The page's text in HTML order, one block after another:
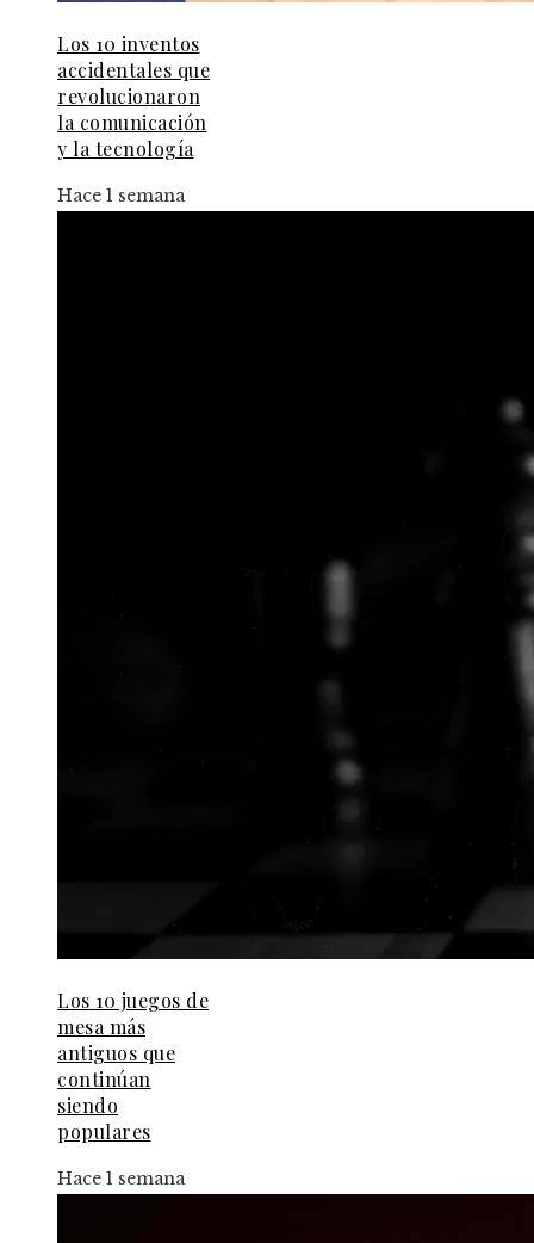
Los 10 inventos
accidentales que
revolucionaron
la comunicación
y la tecnología
Hace 1 semana
Los 10 juegos de
mesa más
antiguos que
continúan
siendo
populares
Hace 1 semana